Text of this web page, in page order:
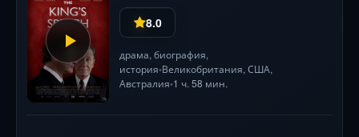
8.0
драма, биография,
история•Великобритания, США,
Австралия•1 ч. 58 мин.